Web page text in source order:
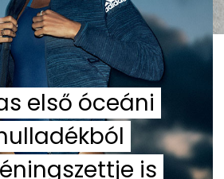
első óceáni
is